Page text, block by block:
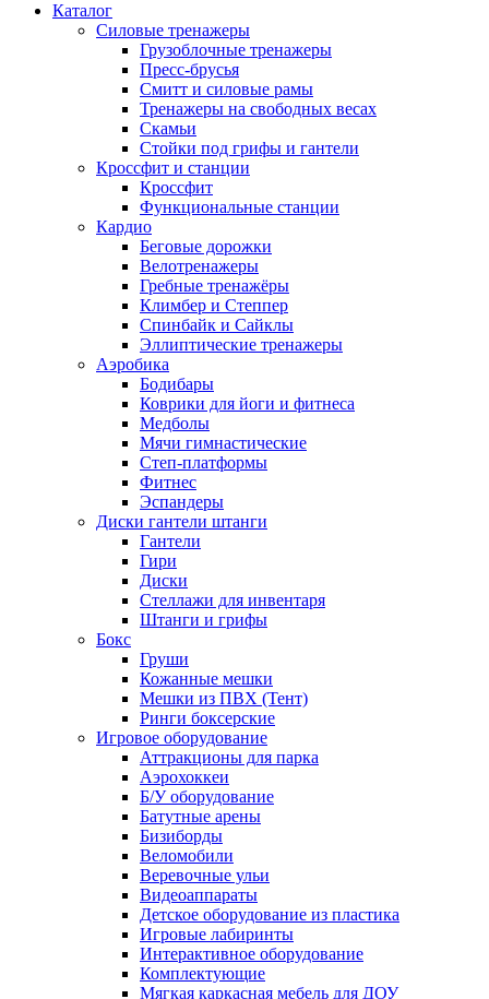
Каталог
Силовые тренажеры
Грузоблочные тренажеры
Пресс-брусья
Смитт и силовые рамы
Тренажеры на свободных весах
Скамьи
Стойки под грифы и гантели
Кроссфит и станции
Кроссфит
Функциональные станции
Кардио
Беговые дорожки
Велотренажеры
Гребные тренажёры
Климбер и Степпер
Спинбайк и Сайклы
Эллиптические тренажеры
Аэробика
Бодибары
Коврики для йоги и фитнеса
Медболы
Мячи гимнастические
Степ-платформы
Фитнес
Эспандеры
Диски гантели штанги
Гантели
Гири
Диски
Стеллажи для инвентаря
Штанги и грифы
Бокс
Груши
Кожанные мешки
Мешки из ПВХ (Тент)
Ринги боксерские
Игровое оборудование
Аттракционы для парка
Аэрохоккеи
Б/У оборудование
Батутные арены
Бизиборды
Веломобили
Веревочные ульи
Видеоаппараты
Детское оборудование из пластика
Игровые лабиринты
Интерактивное оборудование
Комплектующие
Мягкая каркасная мебель для ДОУ